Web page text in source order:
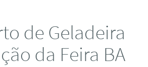
de Geladeira
da Feira BA